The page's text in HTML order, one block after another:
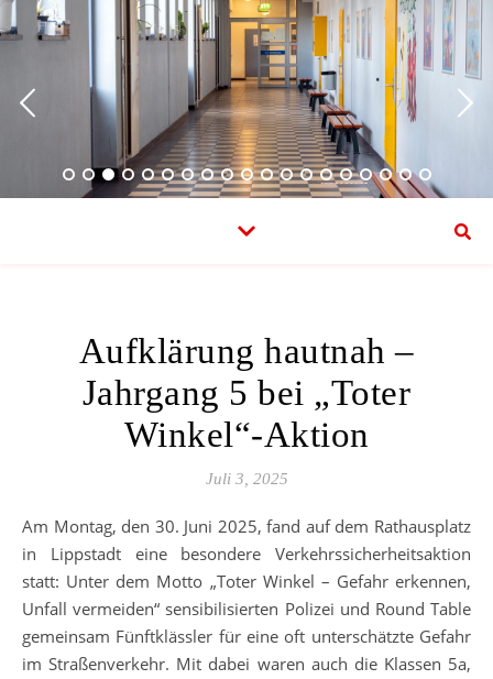
Aufklärung hautnah –
Jahrgang 5 bei „Toter
Winkel“-Aktion
Juli 3, 2025
Am Montag, den 30. Juni 2025, fand auf dem Rathausplatz
in Lippstadt eine besondere Verkehrssicherheitsaktion
statt: Unter dem Motto „Toter Winkel – Gefahr erkennen,
Unfall vermeiden“ sensibilisierten Polizei und Round Table
gemeinsam Fünftklässler für eine oft unterschätzte Gefahr
im Straßenverkehr. Mit dabei waren auch die Klassen 5a,